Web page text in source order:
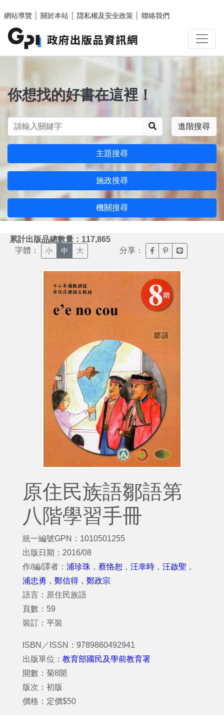
網站導覽
關於本站 隱私權及安全政策 聯絡我們
你想找的好書在這裡！
進階搜尋
主題搜尋
施政搜尋
機關搜尋
累計出版品總數量：117,865
字體： 小 中 大 分享： 臉書分享(另開新視窗)
噗浪分享(另開新
Line分享(另
原住民族語鄒語第
八階學習手冊
統一編號GPN：1010501255
出版日期：2016/08
作/編/譯者： 浦珍珠 ， 蔡恪恕 ， 汪幸時 ， 汪啟聖 ，
浦忠勇 ， 鄭信得 ， 鄭政宗
語言：原住民族語
頁數：59
裝訂：平裝
ISBN／ISSN：9789860492941
出版單位： 教育部國民及學前教育署
開數：菊8開
版次：初版
價格：定價$50